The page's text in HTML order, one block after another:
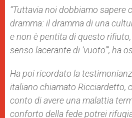
“Tuttavia noi dobbiamo sapere
dramma: il dramma di una
e non è pentita di questo
senso lacerante di ‘vuoto'”, ha
Ha poi ricordato la
italiano chiamato Ricciardetto,
conto di avere una malattia
conforto della fede potrei